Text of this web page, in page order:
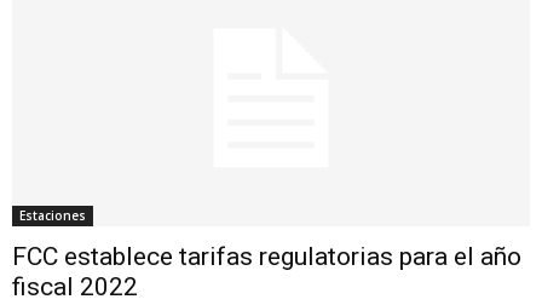
Estaciones
FCC establece tarifas regulatorias para el año
fiscal 2022